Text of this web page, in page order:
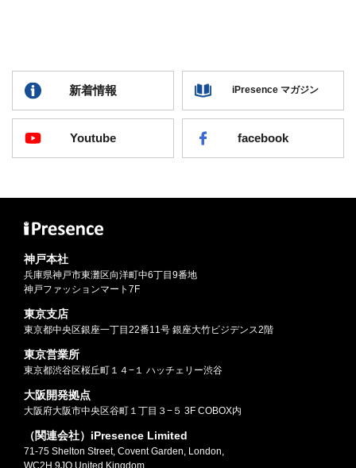
新着情報 iPresence マガジン
Youtube facebook
神戸本社
兵庫県神戸市東灘区向洋町中6丁目9番地
神戸ファッションマート7F
東京支店
東京都中央区銀座一丁目22番11号 銀座大竹ビジデンス2階
東京営業所
東京都渋谷区桜丘町１４−１ ハッチェリー渋谷
大阪開発拠点
大阪府大阪市中央区谷町１丁目３−５ 3F COBOX内
（関連会社）iPresence Limited
71-75 Shelton Street, Covent Garden, London,
WC2H 9JQ United Kingdom